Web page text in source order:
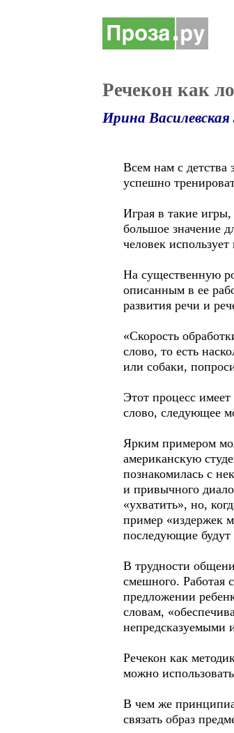
Речекон как
Ирина Василевская
Всем нам с
успешно
Играя в такие
большое значение
человек
На существенную
описанным в ее
развития речи и
«Скорость
слово, то есть
или собаки,
Этот процесс
слово, следующее
Ярким примером
американскую
познакомилась с
и привычного
«ухватить», но,
пример «издержек
последующие
В трудности
смешного. Работая
предложении
словам,
непредсказуемыми
Речекон как
можно
В чем же
связать образ